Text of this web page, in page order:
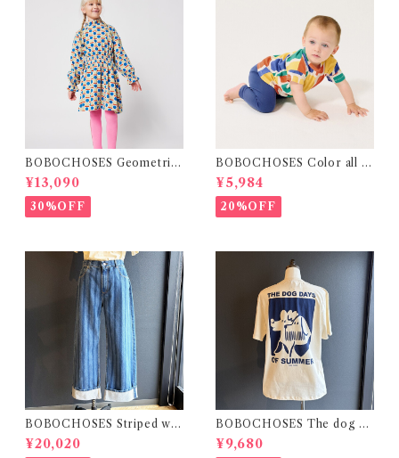
BOBOCHOSES Geometric
Scacs all over dress / 4-8Y
¥13,090
30%OFF
BOBOCHOSES Color all o
ver T-shirt / 12・24m
¥5,984
20%OFF
BOBOCHOSES Striped wid
e-leg denim pants / M
¥20,020
BOBOCHOSES The dog da
y of summer unisex T-shirt
/ S.M
¥9,680